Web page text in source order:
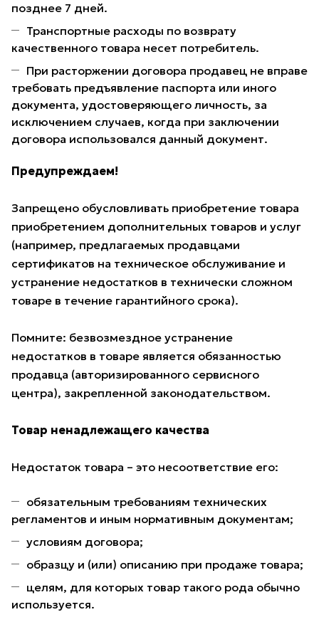
позднее 7 дней.
Транспортные расходы по возврату
качественного товара несет потребитель.
При расторжении договора продавец не вправе
требовать предъявление паспорта или иного
документа, удостоверяющего личность, за
исключением случаев, когда при заключении
договора использовался данный документ.
Предупреждаем!
Запрещено обусловливать приобретение товара
приобретением дополнительных товаров и услуг
(например, предлагаемых продавцами
сертификатов на техническое обслуживание и
устранение недостатков в технически сложном
товаре в течение гарантийного срока).
Помните: безвозмездное устранение
недостатков в товаре является обязанностью
продавца (авторизированного сервисного
центра), закрепленной законодательством.
Товар ненадлежащего качества
Недостаток товара – это несоответствие его:
обязательным требованиям технических
регламентов и иным нормативным документам;
условиям договора;
образцу и (или) описанию при продаже товара;
целям, для которых товар такого рода обычно
используется.